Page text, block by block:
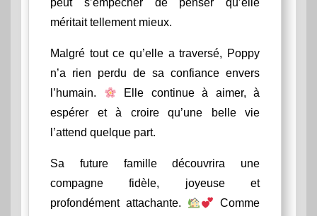
peut s’empêcher de penser qu’elle
méritait tellement mieux.
Malgré tout ce qu’elle a traversé, Poppy
n’a rien perdu de sa confiance envers
l’humain.
Elle continue à aimer, à
espérer et à croire qu’une belle vie
l’attend quelque part.
Sa future famille découvrira une
compagne fidèle, joyeuse et
profondément attachante.
Comme